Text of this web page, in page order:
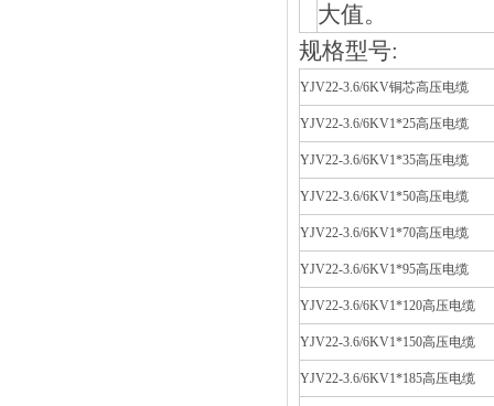
大值。
规格型号:
YJV22-3.6/6KV铜芯高压
YJV22-3.6/6KV1*25高压电缆
YJV22-3.6/6KV1*35高压电缆
YJV22-3.6/6KV1*50高压电缆
YJV22-3.6/6KV1*70高压电缆
YJV22-3.6/6KV1*95高压电缆
YJV22-3.6/6KV1*120高压电缆
YJV22-3.6/6KV1*150高压电缆
YJV22-3.6/6KV1*185高压电缆